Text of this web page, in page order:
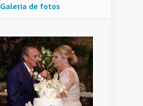
Galeria de fotos